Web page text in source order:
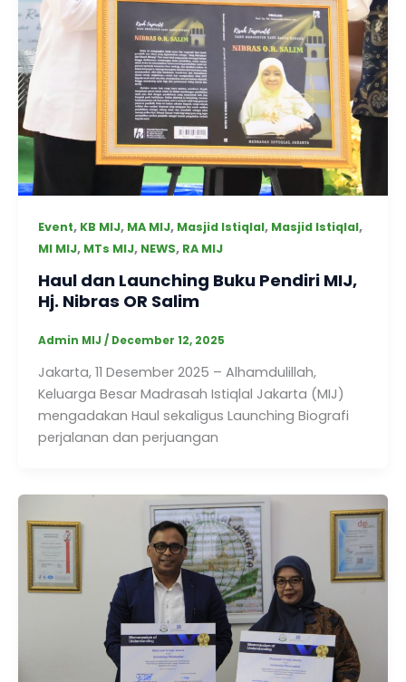
Event, KB MIJ, MA MIJ, Masjid Istiqlal, Masjid Istiqlal,
MI MIJ, MTs MIJ, NEWS, RA MIJ
Haul dan Launching Buku Pendiri MIJ,
Hj. Nibras OR Salim
Admin MIJ / December 12, 2025
Jakarta, 11 Desember 2025 – Alhamdulillah,
Keluarga Besar Madrasah Istiqlal Jakarta (MIJ)
mengadakan Haul sekaligus Launching Biografi
perjalanan dan perjuangan